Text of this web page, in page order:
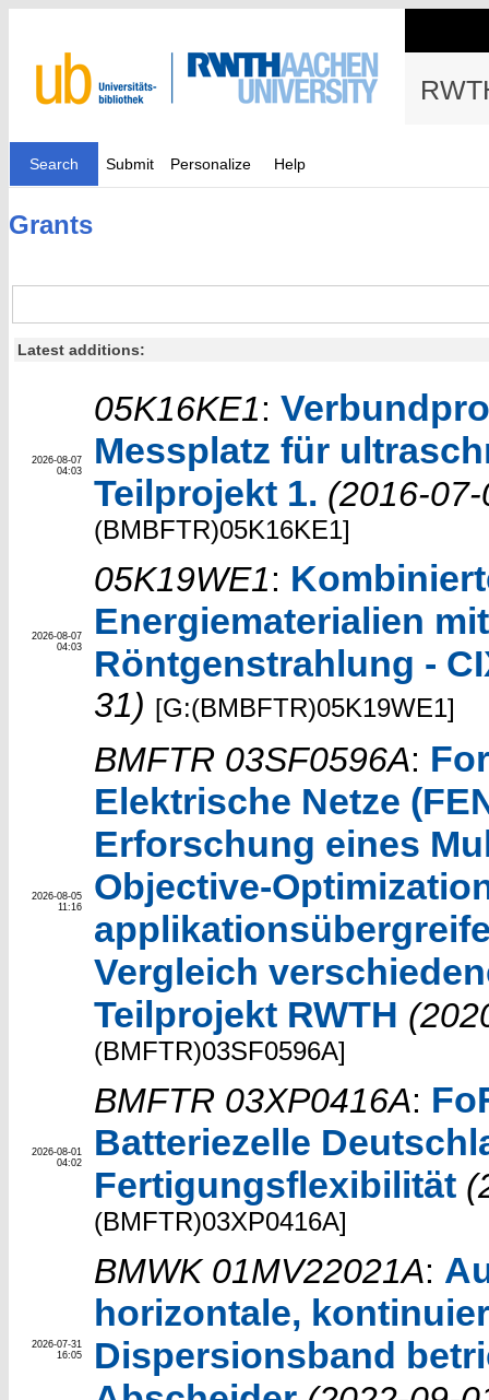
Search Submit Personalize Help
Grants
Latest additions:
2026-08-07
04:03
05K16KE1:
Messplatz für
Teilprojekt 1. (2016-
(BMBFTR)05K16KE1]
2026-08-07
04:03
05K19WE1:
Energiematerialien
Röntgenstrahlung -
31) [G:(BMBFTR)05K19WE1]
2026-08-05
11:16
BMFTR 03SF0596A:
Elektrische Netze
Erforschung eines
Objective-
Vergleich
Teilprojekt RWTH
(BMFTR)03SF0596A]
2026-08-01
04:02
BMFTR 03XP0416A:
Batteriezelle
Fertigungsflexibilität
(BMFTR)03XP0416A]
2026-07-31
16:05
BMWK 01MV22021A:
horizontale,
Dispersionsband